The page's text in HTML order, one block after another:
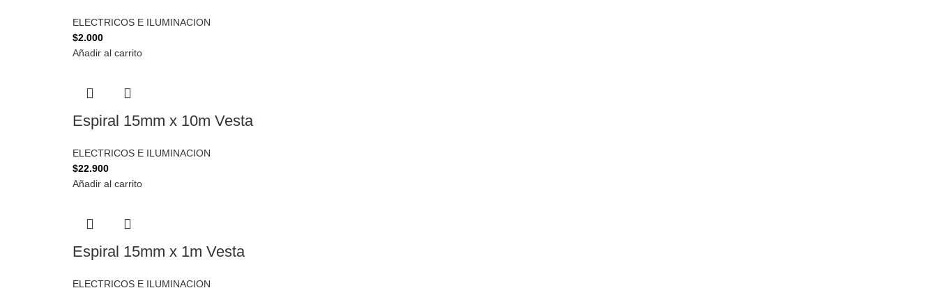
ELECTRICOS E ILUMINACION
$2.000
Añadir al carrito
Espiral 15mm x 10m Vesta
ELECTRICOS E ILUMINACION
$22.900
Añadir al carrito
Espiral 15mm x 1m Vesta
ELECTRICOS E ILUMINACION